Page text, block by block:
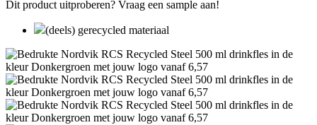
Dit product uitproberen? Vraag een sample aan!
(deels) gerecycled materiaal